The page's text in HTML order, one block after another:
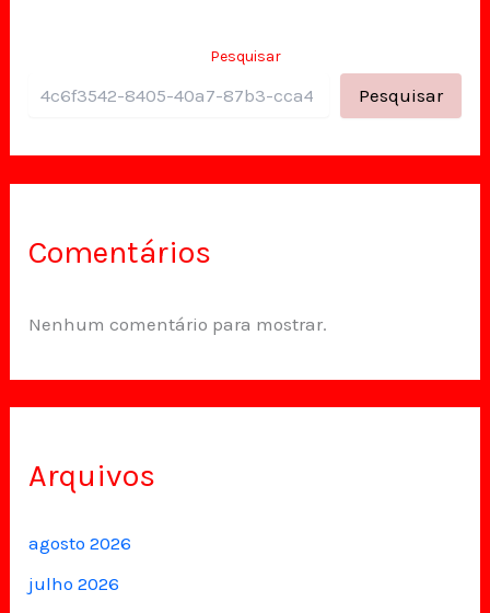
Pesquisar
Pesquisar
Comentários
Nenhum comentário para mostrar.
Arquivos
agosto 2026
julho 2026